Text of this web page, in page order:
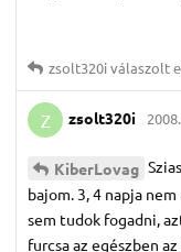
zsolt320iválaszolt
Z zsolt320i
KiberLovag
bajom. 3, 4 napja
sem tudok fogadni,
furcsa az egészben